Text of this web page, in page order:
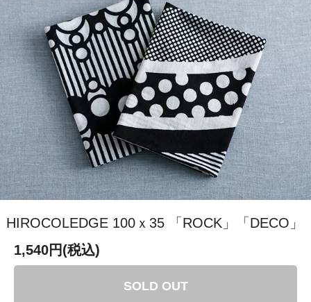
HIROCOLEDGE 100ｘ35 「ROCK」「DECO」
1,540円(税込)
SOLD OUT